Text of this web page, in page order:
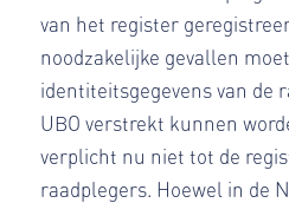
van het register
noodzakelijke gevallen
identiteitsgegevens van de
UBO verstrekt kunnen
verplicht nu niet tot de
raadplegers. Hoewel in de